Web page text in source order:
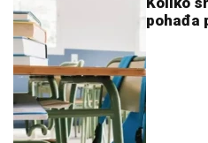
pohađa